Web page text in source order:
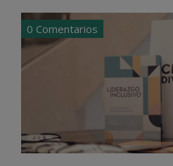
0 Comentarios